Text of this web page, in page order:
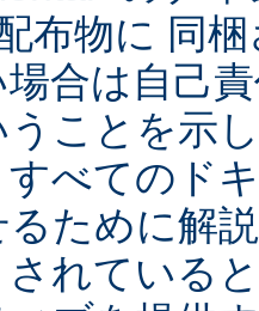
布物に 同
合は自己
うことを示
すべてのド
るために解
れている